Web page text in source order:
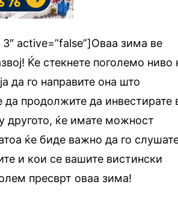
active=”false”]Оваа зима ве
Ќе стекнете поголемо ниво
да го направите она што
да продолжите да инвестирате
другото, ќе имате можност
ќе биде важно да го
и кои се вашите вистински
пресврт оваа зима!